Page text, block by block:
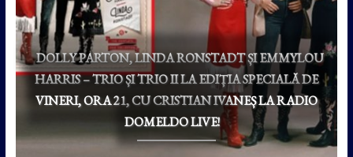
DOLLY PARTON, LINDA RONSTADT ȘI EMMYLOU
HARRIS – TRIO ȘI TRIO II LA EDIȚIA SPECIALĂ DE
VINERI, ORA 21, CU CRISTIAN IVANEȘ LA RADIO
DOMELDO LIVE!